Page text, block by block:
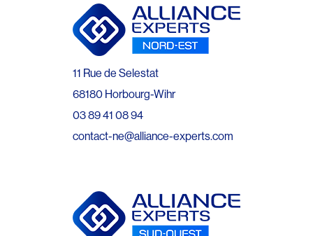
11 Rue de Selestat
68180 Horbourg-Wihr
03 89 41 08 94
contact-ne@alliance-experts.com